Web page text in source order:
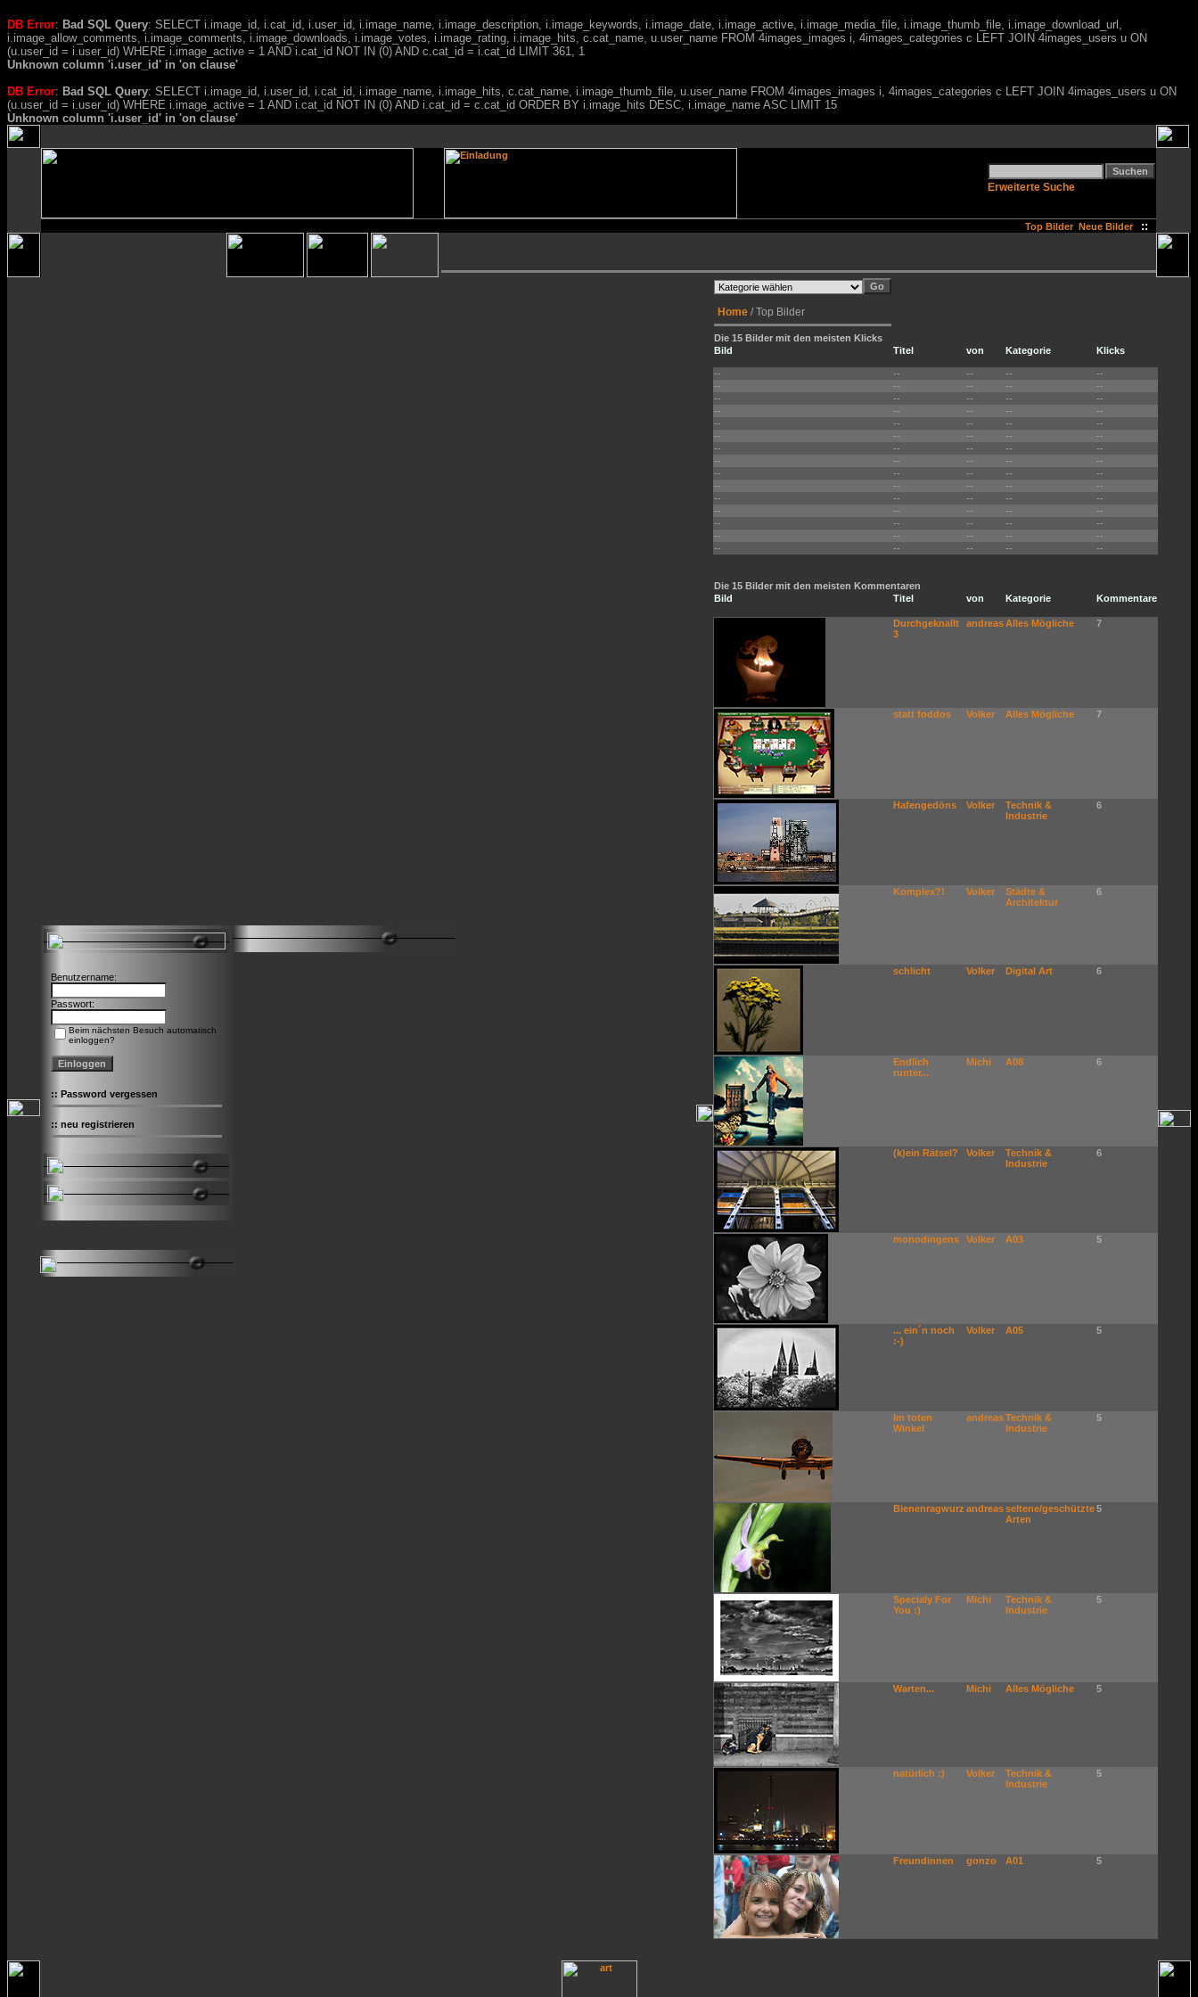
DB Error: Bad SQL Query: SELECT i.image_id, i.cat_id, i.user_id, i.image_name, i.image_description, i.image_keywords, i.image_date, i.image_active, i.image_media_file, i.image_thumb_file, i.image_download_url,
i.image_allow_comments, i.image_comments, i.image_downloads, i.image_votes, i.image_rating, i.image_hits, c.cat_name, u.user_name FROM 4images_images i, 4images_categories c LEFT JOIN 4images_users u ON
(u.user_id = i.user_id) WHERE i.image_active = 1 AND i.cat_id NOT IN (0) AND c.cat_id = i.cat_id LIMIT 361, 1
Unknown column 'i.user_id' in 'on clause'
DB Error: Bad SQL Query: SELECT i.image_id, i.user_id, i.cat_id, i.image_name, i.image_hits, c.cat_name, i.image_thumb_file, u.user_name FROM 4images_images i, 4images_categories c LEFT JOIN 4images_users u ON
(u.user_id = i.user_id) WHERE i.image_active = 1 AND i.cat_id NOT IN (0) AND i.cat_id = c.cat_id ORDER BY i.image_hits DESC, i.image_name ASC LIMIT 15
Unknown column 'i.user_id' in 'on clause'
Erweiterte Suche
Top Bilder Neue Bilder ::
Benutzername:
Passwort:
Beim nächsten Besuch automatisch
einloggen?
:: Password vergessen
:: neu registrieren
Home / Top Bilder
Die 15 Bilder mit den meisten Klicks
Bild
Titel von Kategorie Klicks
-- -- -- --
--
--
-- -- --
--
--
-- -- --
--
--
-- -- --
--
--
-- -- --
--
--
-- -- --
--
--
-- -- --
--
--
-- -- --
--
--
-- -- --
--
--
-- -- --
--
--
-- -- --
--
--
-- -- --
--
--
-- -- --
--
--
-- -- --
--
--
-- -- -- --
Die 15 Bilder mit den meisten Kommentaren
Bild
Titel von Kategorie Kommentare
Durchgeknallt
3
andreasAlles Mögliche 7
statt foddos Volker Alles Mögliche 7
Hafengedöns Volker
Technik &
Industrie
6
Komplex?! Volker
Städte &
Architektur
6
schlicht Volker Digital Art 6
Endlich
runter...
Michi A08 6
(k)ein Rätsel? Volker
Technik &
Industrie
6
monodingens Volker A03 5
... ein´n noch
:-)
Volker A05 5
Im toten
Winkel
andreasTechnik &
Industrie
5
Bienenragwurz andreasseltene/geschützte
Arten
5
Specialy For
You :)
Michi
Technik &
Industrie
5
Warten... Michi Alles Mögliche 5
natürlich :) Volker
Technik &
Industrie
5
Freundinnen gonzo A01 5